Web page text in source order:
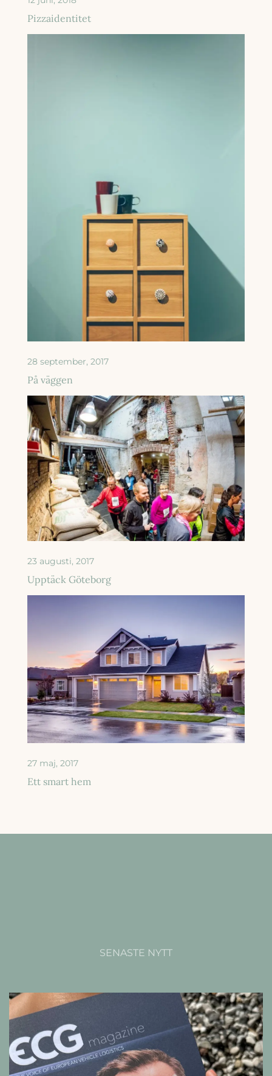
Pizzaidentitet
28 september, 2017
På väggen
23 augusti, 2017
Upptäck Göteborg
27 maj, 2017
Ett smart hem
SENASTE NYTT